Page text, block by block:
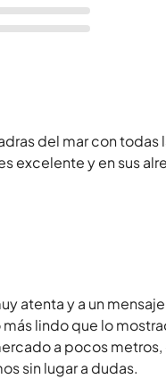
del mar con
excelente y en sus
atenta y a un
lindo que lo
a pocos
sin lugar a dudas.